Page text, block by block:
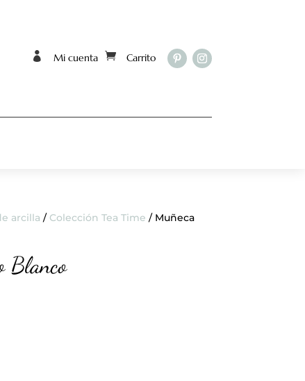
 Mi cuenta  Carrito
arcilla / Colección Tea Time / Muñeca
Blanco